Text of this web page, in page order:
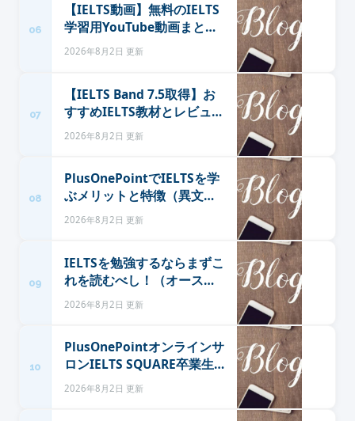
06
【IELTS動画】無料のIELTS
学習用YouTube動画まとめ
12選（異文化の魔法）
2026年8月2日 更新
07
【IELTS Band 7.5取得】お
すすめIELTS教材とレビュー
11選（異文化の魔法）
2026年8月2日 更新
08
PlusOnePointでIELTSを学
ぶメリットと特徴（異文化
の魔法）
2026年8月2日 更新
09
IELTSを勉強するならまずこ
れを読むべし！（オースト
ラリア留学センター）
2026年8月2日 更新
10
PlusOnePointオンラインサ
ロンIELTS SQUARE卒業生
が語る、IELTS受験者に
IELTS SQUARE がおすすめ
2026年8月2日 更新